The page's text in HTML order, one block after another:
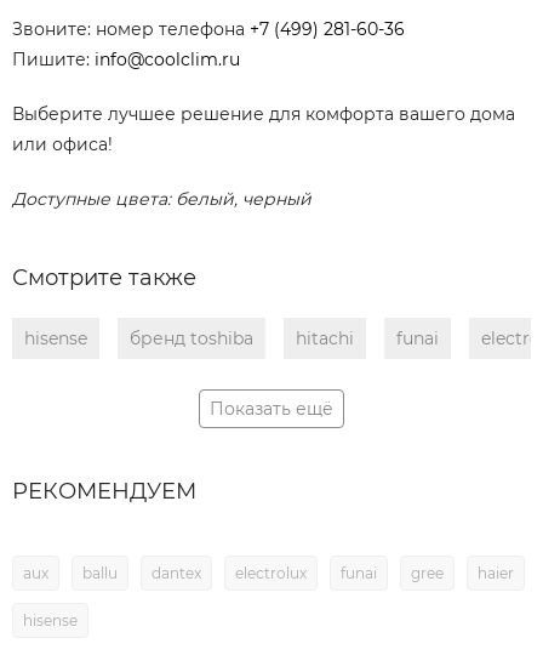
Звоните: номер телефона +7 (499) 281-60-36
Пишите: info@coolclim.ru
Выберите лучшее решение для комфорта вашего дома
или офиса!
Доступные цвета: белый, черный
Смотрите также
hisense бренд toshiba hitachi funai
Показать ещё
РЕКОМЕНДУЕМ
aux ballu dantex electrolux funai gree haier
hisense